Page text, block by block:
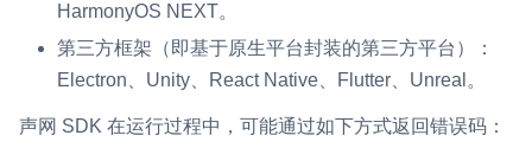
快速实现实时的语音转写功能
互动白板
快速实现多人实时互动白板协作
HarmonyOS NEXT。
第三方框架（即基于原生平台封装的第三方平台）：
Electron、Unity、React Native、Flutter、Unreal。
声网 SDK 在运行过程中，可能通过如下方式返回错误码：